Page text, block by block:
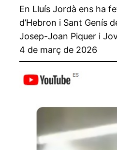
En Lluís Jordà ens ha
d’Hebron i Sant Genís
Josep-Joan Piquer i
4 de març de 2026